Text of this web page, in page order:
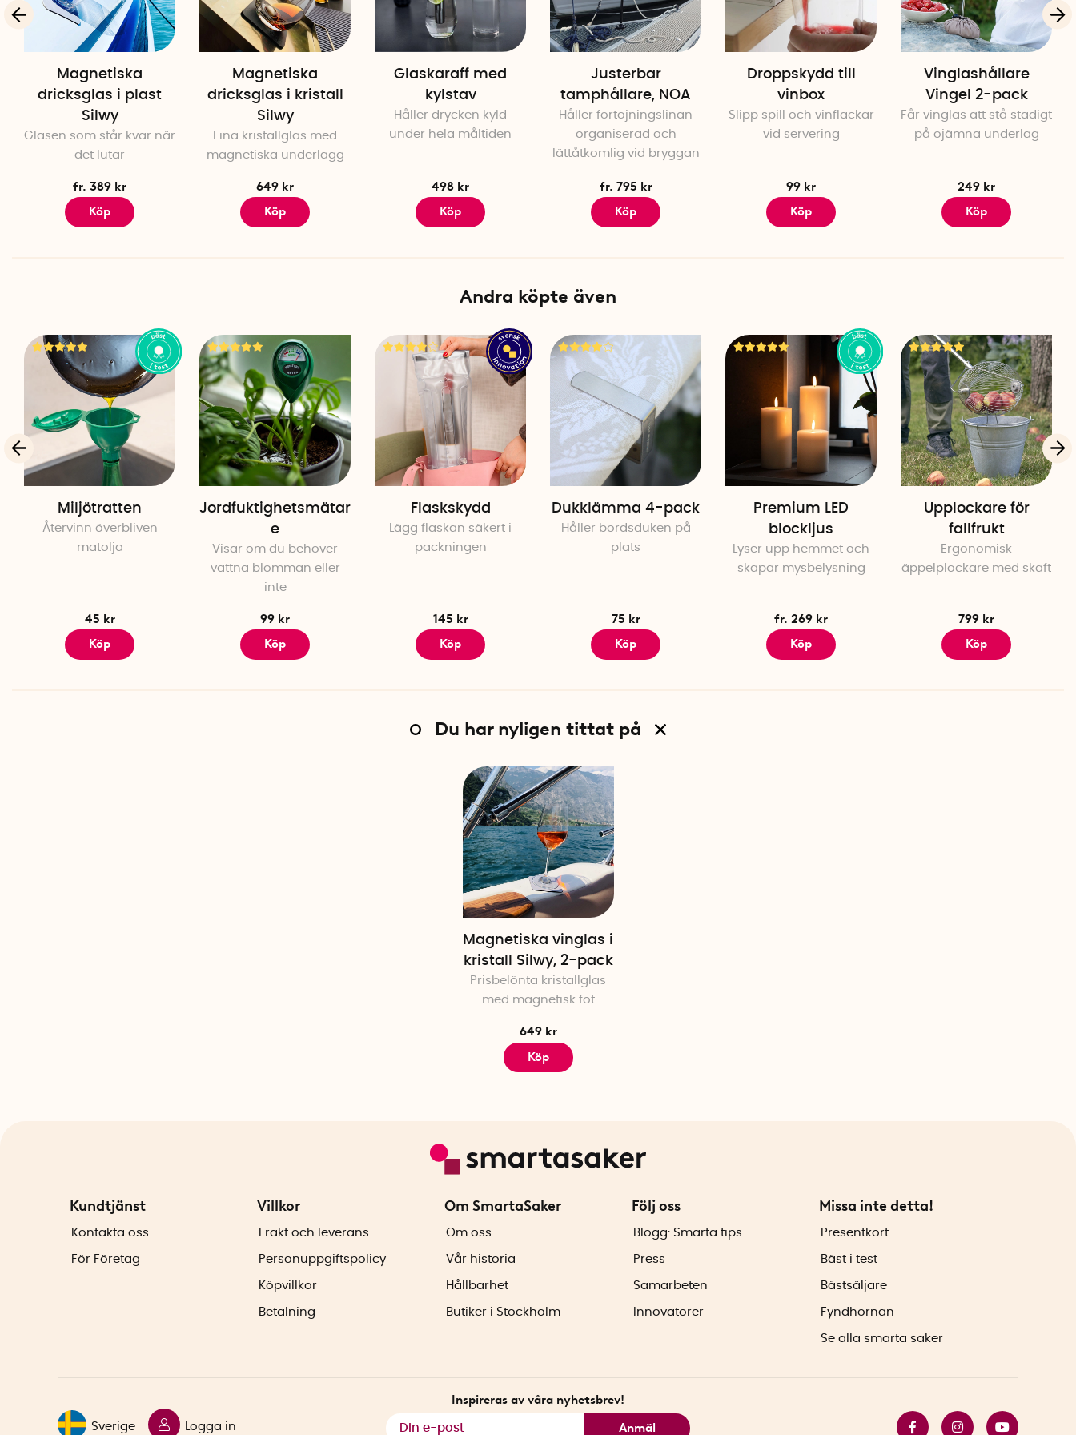
Magnetiska
dricksglas i plast
Silwy
Glasen som står kvar när
det lutar
fr. 389 kr
Köp
Magnetiska
dricksglas i kristall
Silwy
Fina kristallglas med
magnetiska underlägg
649 kr
Köp
Glaskaraff med
kylstav
Håller drycken kyld
under hela måltiden
498 kr
Köp
Justerbar
tamphållare, NOA
Håller förtöjningslinan
organiserad och
lättåtkomlig vid bryggan
fr. 795 kr
Köp
Droppskydd till
vinbox
Slipp spill och vinfläckar
vid servering
99 kr
Köp
Vinglashållare
Vingel 2-pack
Får vinglas att stå stadigt
på ojämna underlag
249 kr
Köp
Andra köpte även
Miljötratten
Återvinn överbliven
matolja
45 kr
Köp
Jordfuktighetsmätar
e
Visar om du behöver
vattna blomman eller
inte
99 kr
Köp
Flaskskydd
Lägg flaskan säkert i
packningen
145 kr
Köp
Dukklämma 4-pack
Håller bordsduken på
plats
75 kr
Köp
Premium LED
blockljus
Lyser upp hemmet och
skapar mysbelysning
fr. 269 kr
Köp
Upplockare för
fallfrukt
Ergonomisk
äppelplockare med skaft
799 kr
Köp
Du har nyligen tittat på
Magnetiska vinglas i
kristall Silwy, 2-pack
Prisbelönta kristallglas
med magnetisk fot
649 kr
Köp
Kundtjänst
Kontakta oss
För Företag
Villkor
Frakt och leverans
Personuppgiftspolicy
Köpvillkor
Betalning
Om SmartaSaker
Om oss
Vår historia
Hållbarhet
Butiker i Stockholm
Följ oss
Blogg: Smarta tips
Press
Samarbeten
Innovatörer
Missa inte detta!
Presentkort
Bäst i test
Bästsäljare
Fyndhörnan
Se alla smarta saker
Sverige Logga in
Inspireras av våra nyhetsbrev!
Anmäl